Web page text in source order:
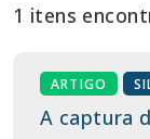
1 itens
ARTIGO
A captura